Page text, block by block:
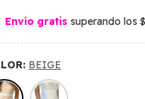
Envío gratis superando los
BEIGE